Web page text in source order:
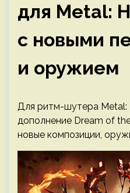
для Metal:
с новыми
и оружием
Для ритм-шутера Metal:
дополнение Dream of
новые композиции,